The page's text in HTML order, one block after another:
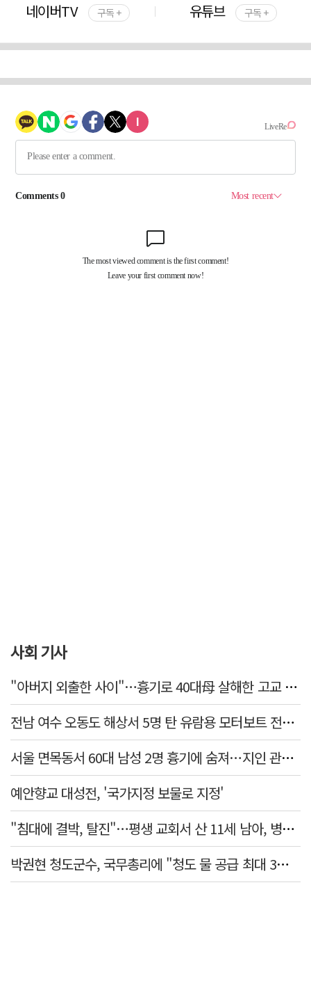
네이버TV 구독 + 유튜브 구독 +
사회 기사
"아버지 외출한 사이"…흉기로 40대母 살해한 고교 자퇴생, 구속 기로에
전남 여수 오동도 해상서 5명 탄 유람용 모터보트 전복…2명 숨져
서울 면목동서 60대 남성 2명 흉기에 숨져…지인 관계로 추정
예안향교 대성전, '국가지정 보물로 지정'
"침대에 결박, 탈진"…평생 교회서 산 11세 남아, 병원 이송 끝 숨져
박권현 청도군수, 국무총리에 "청도 물 공급 최대 3만t 늘려달라"